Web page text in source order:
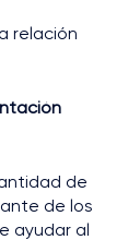
relación
de
de los
ayudar al